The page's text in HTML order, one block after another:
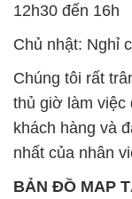
12h30 đến 16h
Chủ nhật: Nghỉ
Chúng tôi rất
thủ giờ làm việc
khách hàng và
nhất của nhân
BẢN ĐỒ MAP